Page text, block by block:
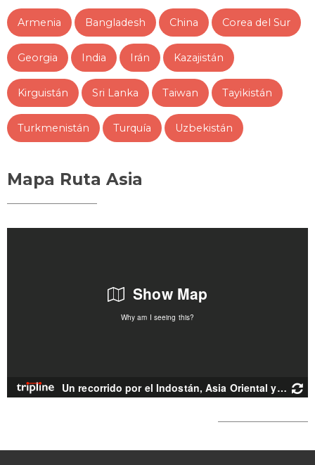
Armenia Bangladesh China Corea del Sur
Georgia India Irán Kazajistán
Kirguistán Sri Lanka Taiwan Tayikistán
Turkmenistán Turquía Uzbekistán
Mapa Ruta Asia